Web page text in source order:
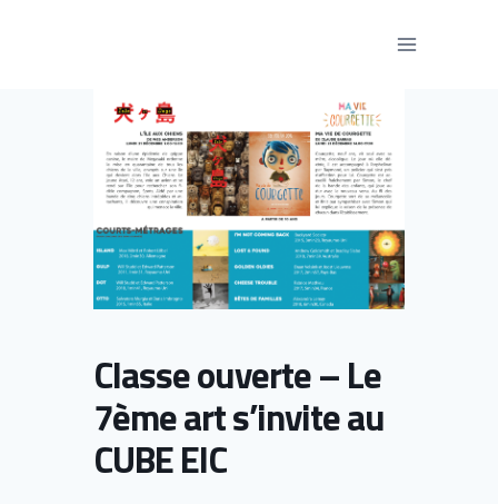
Classe ouverte – Le
7ème art s’invite au
CUBE EIC